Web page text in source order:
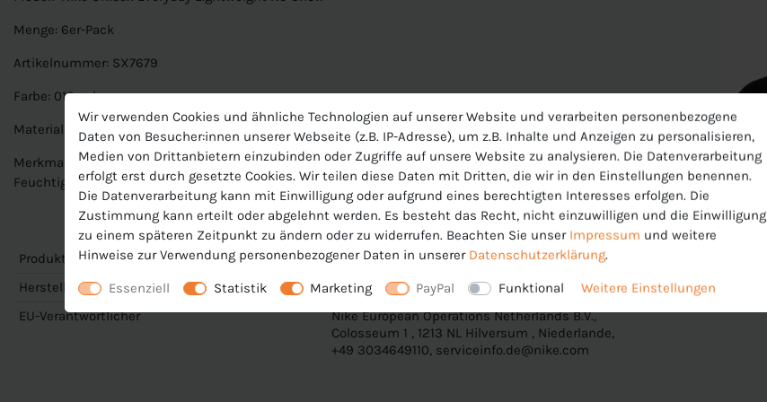
Menge: 6er-Pack
Artikelnummer: SX7679
Farbe: 010 schwarz
Material: 66% Baumwolle - 32% Polyester - 2% Elasthan
Merkmale: Nike Basic Socken, extra elastisch am Mittelfuß, kurzes Modell, Dri-Fit Technologie sorgt für gute
Feuchtigkeitsabfuhr
Produktnummer
SX7679 010
Hersteller
Nike
EU-Verantwortlicher
Nike European Operations Netherlands B.V.,
Colosseum 1 , 1213 NL Hilversum , Niederlande,
+49 3034649110, serviceinfo.de@nike.com
Wir verwenden Cookies und ähnliche Technologien auf unserer Website und verarbeiten personenbezogene
Daten von Besucher:innen unserer Webseite (z.B. IP-Adresse), um z.B. Inhalte und Anzeigen zu personalisieren,
Medien von Drittanbietern einzubinden oder Zugriffe auf unsere Website zu analysieren. Die Datenverarbeitung
erfolgt erst durch gesetzte Cookies. Wir teilen diese Daten mit Dritten, die wir in den Einstellungen benennen.
Die Datenverarbeitung kann mit Einwilligung oder aufgrund eines berechtigten Interesses erfolgen. Die
Zustimmung kann erteilt oder abgelehnt werden. Es besteht das Recht, nicht einzuwilligen und die Einwilligung
zu einem späteren Zeitpunkt zu ändern oder zu widerrufen. Beachten Sie unser Impressum und weitere
Hinweise zur Verwendung personenbezogener Daten in unserer Daten­schutz­erklärung.
Essenziell Statistik Marketing PayPal Funktional Weitere Einstellungen